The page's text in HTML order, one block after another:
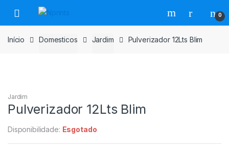
para
navegação
para
o
conteúdo
0
Início Domesticos Jardim Pulverizador 12Lts Blim
Jardim
Pulverizador 12Lts Blim
Disponibilidade: Esgotado